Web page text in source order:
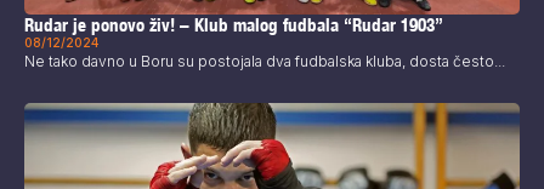
Rudar je ponovo živ! – Klub malog fudbala “Rudar 1903”
08/12/2024
Ne tako davno u Boru su postojala dva fudbalska kluba, dosta često...